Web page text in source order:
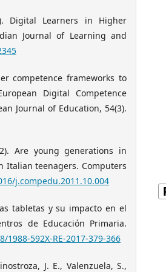
Digital Learners in Higher
Journal of Learning and
competence frameworks to
Digital Competence
Journal of Education, 54(3).
Are young generations in
Italian teenagers. Computers
j.compedu.2011.10.004
tabletas y su impacto en el
de Educación Primaria.
592X-RE-2017-379-366
J. E., Valenzuela, S.,